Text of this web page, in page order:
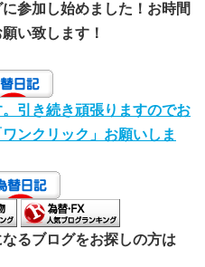
参加し始めました！お時間
い致します！
引き続き頑張りますのでお
ンクリック」お願いしま
るブログをお探しの方は